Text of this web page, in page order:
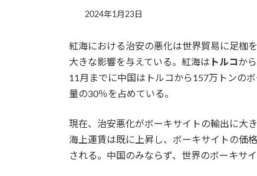
2024年1月23日
紅海における治安の悪化は世界貿易に足枷
大きな影響を与えている。紅海は トルコか
11月までに中国はトルコから157万トンの
量の30％を占めている。
現在、治安悪化がボーキサイトの輸出に大
海上運賃は既に上昇し、ボーキサイトの価
される。中国のみならず、世界のボーキサ